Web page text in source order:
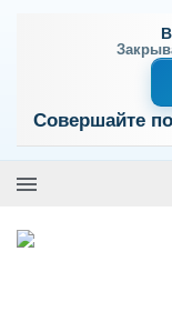
Совершайте